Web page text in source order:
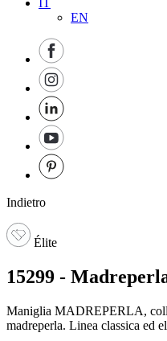
IT
EN
Indietro
Élite
15299 -
Maniglia MADREPERLA,
madreperla. Linea classica ed